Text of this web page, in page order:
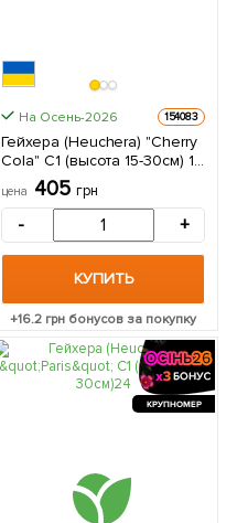
На Осень-2026 154083
Гейхера (Heuchera) "Cherry
Cola" С1 (высота 15-30см) 1
саженец в упаковке
цена 405 грн
- +
КУПИТЬ
+16.2 грн бонусов за покупку
КРУПНОМЕР